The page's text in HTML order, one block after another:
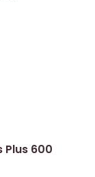
Plus 600